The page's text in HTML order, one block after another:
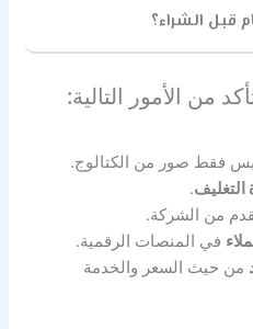
قبل الشراء؟
من الأمور التالية:
فقط صور من الكتالوج.
.
من الشركة.
في المنصات الرقمية.
من حيث السعر والخدمة